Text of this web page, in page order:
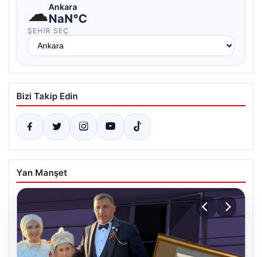
☁Ankara
NaN°C
ŞEHIR SEÇ
Bizi Takip Edin
Yan Manşet